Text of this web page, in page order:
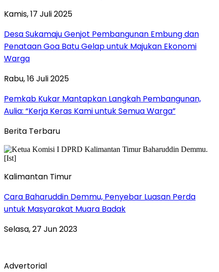
Kamis, 17 Juli 2025
Desa Sukamaju Genjot Pembangunan Embung dan
Penataan Goa Batu Gelap untuk Majukan Ekonomi
Warga
Rabu, 16 Juli 2025
Pemkab Kukar Mantapkan Langkah Pembangunan,
Aulia: “Kerja Keras Kami untuk Semua Warga”
Berita Terbaru
Kalimantan Timur
Cara Baharuddin Demmu, Penyebar Luasan Perda
untuk Masyarakat Muara Badak
Selasa, 27 Jun 2023
Advertorial